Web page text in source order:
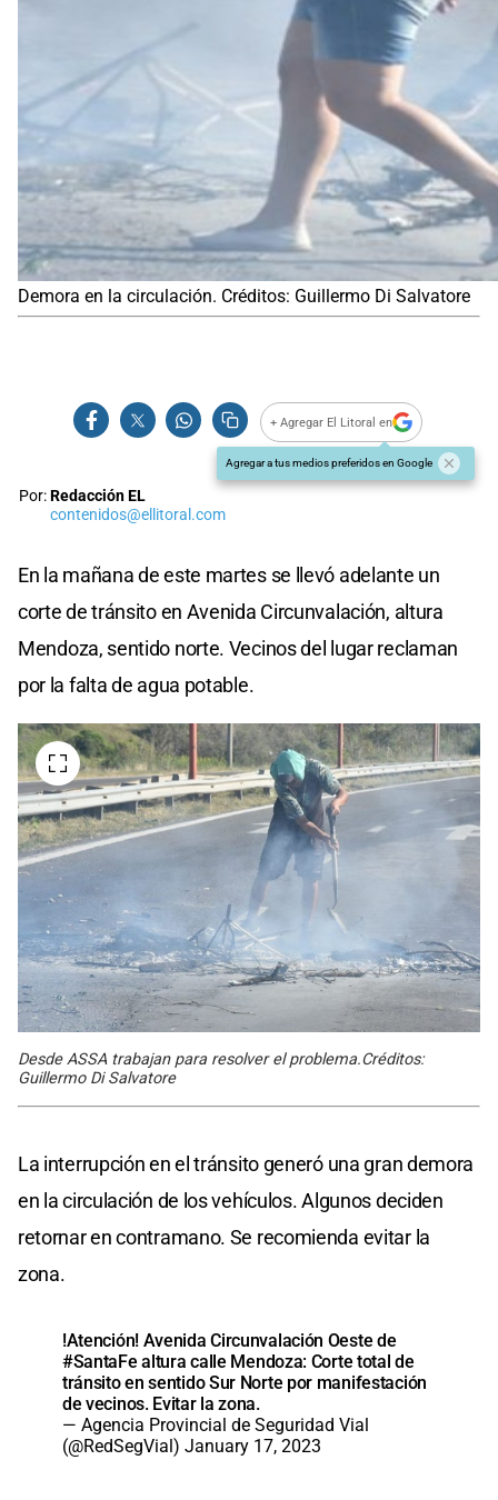
Demora en la circulación. Créditos: Guillermo Di Salvatore
+ Agregar El Litoral en
Agregar a tus medios preferidos en Google
Por:Redacción EL
contenidos@ellitoral.com
En la mañana de este martes se llevó adelante un
corte de tránsito en Avenida Circunvalación, altura
Mendoza, sentido norte. Vecinos del lugar reclaman
por la falta de agua potable.
Desde ASSA trabajan para resolver el problema.Créditos:
Guillermo Di Salvatore
La interrupción en el tránsito generó una gran demora
en la circulación de los vehículos. Algunos deciden
retornar en contramano. Se recomienda evitar la
zona.
!Atención! Avenida Circunvalación Oeste de
#SantaFe altura calle Mendoza: Corte total de
tránsito en sentido Sur Norte por manifestación
de vecinos. Evitar la zona.
— Agencia Provincial de Seguridad Vial
(@RedSegVial) January 17, 2023